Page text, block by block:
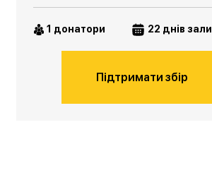
1 донатори 22 днів
Підтримати збір